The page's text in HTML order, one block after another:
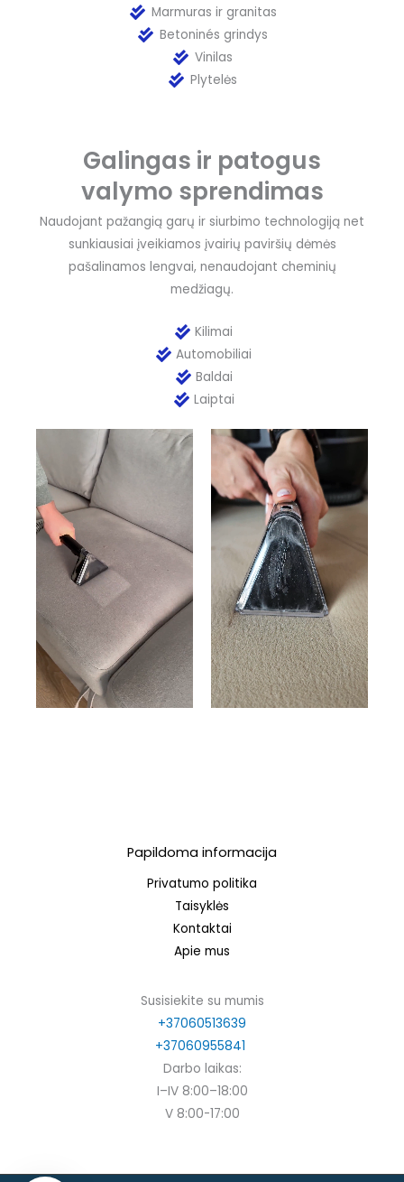
Marmuras ir granitas
Betoninés grindys
Vinilas
Plytelės
Galingas ir patogus
valymo sprendimas
Naudojant pažangią garų ir siurbimo technologiją net
sunkiausiai įveikiamos įvairių paviršių dėmės
pašalinamos lengvai, nenaudojant cheminių
medžiagų.
Kilimai
Automobiliai
Baldai
Laiptai
Papildoma informacija
Privatumo politika
Taisyklės
Kontaktai
Apie mus
Susisiekite su mumis
+37060513639
+37060955841
Darbo laikas:
I–IV 8:00–18:00
V 8:00-17:00